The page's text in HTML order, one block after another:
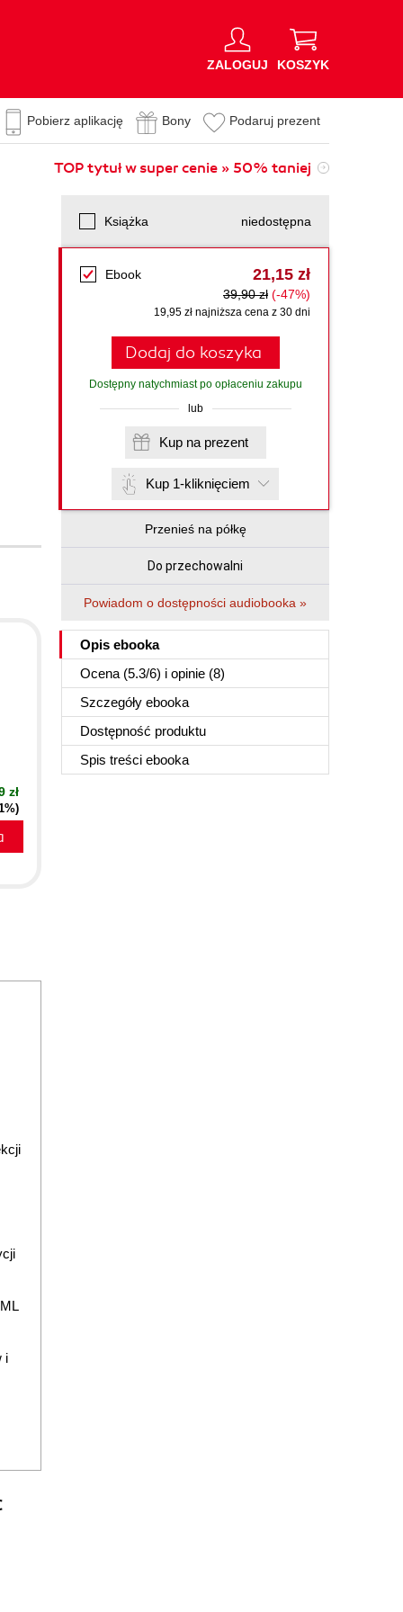
ZALOGUJ KOSZYK
Pobierz aplikację Bony Podaruj prezent
TOP tytuł w super cenie » 50% taniej
Książka niedostępna
Ebook 21,15 zł
39,90 zł (-47%)
19,95 zł najniższa cena z 30 dni
Dodaj do koszyka
Dostępny natychmiast po opłaceniu zakupu
lub
Kup na prezent
Kup 1-kliknięciem
Przenieś na półkę
Do przechowalni
Powiadom o dostępności audiobooka »
Opis ebooka
Ocena (5.3/6) i opinie (8)
Szczegóły ebooka
Dostępność produktu
Spis treści ebooka
zł
i